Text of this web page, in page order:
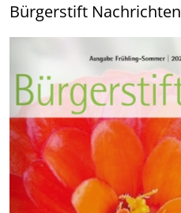
Bürgerstift Nachrichten